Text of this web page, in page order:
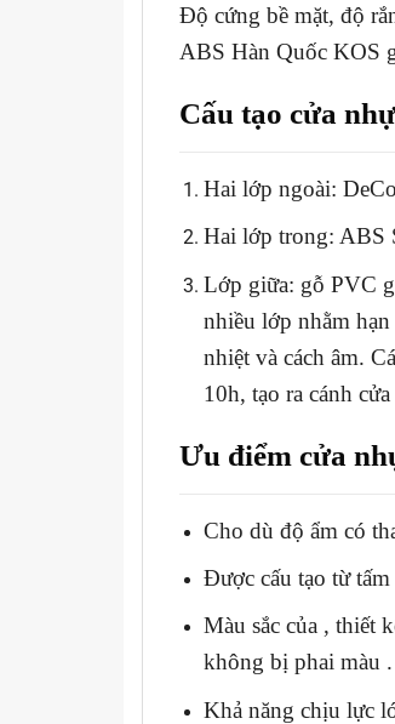
Độ cứng bề mặt, độ
ABS Hàn Quốc KOS
Cấu tạo cửa
Hai lớp ngoài:
Hai lớp trong: ABS
Lớp giữa: gỗ PVC
nhiều lớp nhằm
nhiệt và cách âm.
10h, tạo ra cánh
Ưu điểm cửa
Cho dù độ ẩm có
Được cấu tạo từ
Màu sắc của , thiết
không bị phai màu .
Khả năng chịu lực